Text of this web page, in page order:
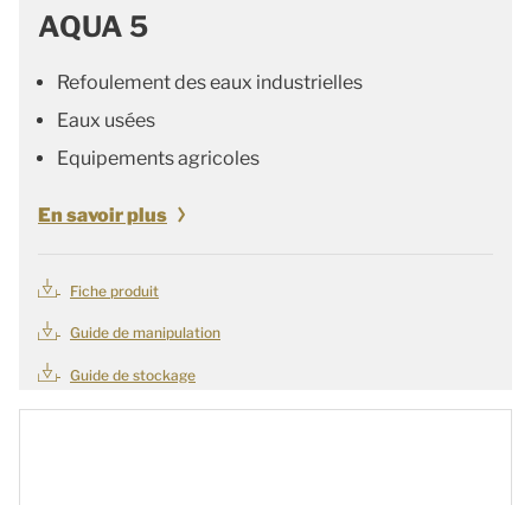
AQUA 5
Refoulement des eaux industrielles
Eaux usées
Equipements agricoles
En savoir plus
Fiche produit
Guide de manipulation
Guide de stockage